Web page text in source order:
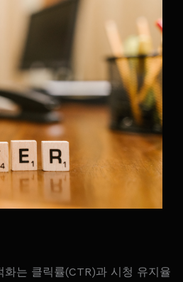
화는 클릭률(CTR)과 시청 유지율